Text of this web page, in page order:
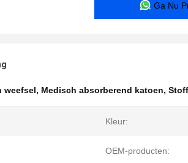
Ga Nu
weefsel, Medisch absorberend katoen,
Kleur:
OEM-producten: